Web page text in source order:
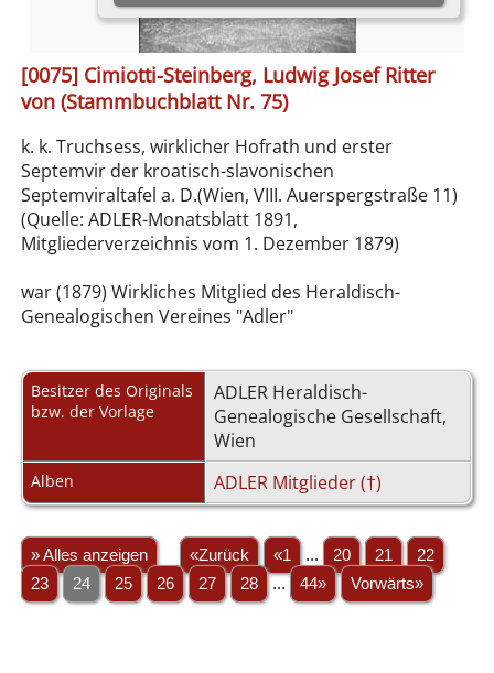
[0075] Cimiotti-Steinberg, Ludwig Josef Ritter
von (Stammbuchblatt Nr. 75)
k. k. Truchsess, wirklicher Hofrath und erster
Septemvir der kroatisch-slavonischen
Septemviraltafel a. D.(Wien, VIII. Auerspergstraße 11)
(Quelle: ADLER-Monatsblatt 1891,
Mitgliederverzeichnis vom 1. Dezember 1879)
war (1879) Wirkliches Mitglied des Heraldisch-
Genealogischen Vereines "Adler"
Besitzer des Originals
bzw. der Vorlage
ADLER Heraldisch-
Genealogische Gesellschaft,
Wien
Alben ADLER Mitglieder (†)
» Alles anzeigen «Zurück «1 ... 20 21
22
23
24 25 26 27 28 ... 44» Vorwärts»